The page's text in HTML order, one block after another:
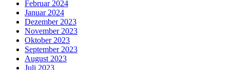
Februar 2024
Januar 2024
Dezember 2023
November 2023
Oktober 2023
September 2023
August 2023
Juli 2023